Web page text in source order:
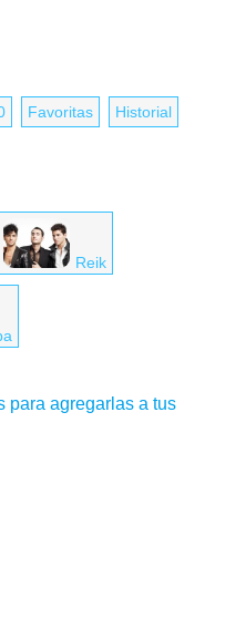
Favoritas Historial
Reik
para agregarlas a tus